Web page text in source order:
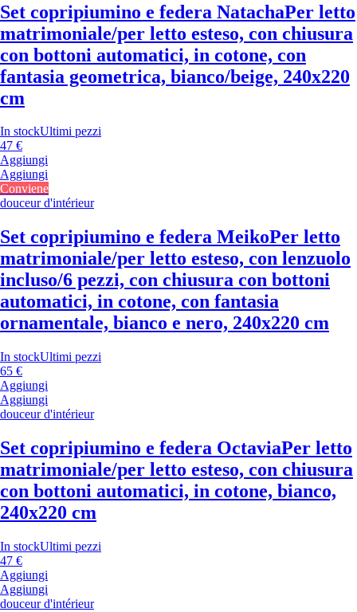
Set copripiumino e federa NatachaPer letto
matrimoniale/per letto esteso, con chiusura
con bottoni automatici, in cotone, con
fantasia geometrica, bianco/beige, 240x220
cm
In stockUltimi pezzi
47 €
Aggiungi
Aggiungi
Conviene
douceur d'intérieur
Set copripiumino e federa MeikoPer letto
matrimoniale/per letto esteso, con lenzuolo
incluso/6 pezzi, con chiusura con bottoni
automatici, in cotone, con fantasia
ornamentale, bianco e nero, 240x220 cm
In stockUltimi pezzi
65 €
Aggiungi
Aggiungi
douceur d'intérieur
Set copripiumino e federa OctaviaPer letto
matrimoniale/per letto esteso, con chiusura
con bottoni automatici, in cotone, bianco,
240x220 cm
In stockUltimi pezzi
47 €
Aggiungi
Aggiungi
douceur d'intérieur